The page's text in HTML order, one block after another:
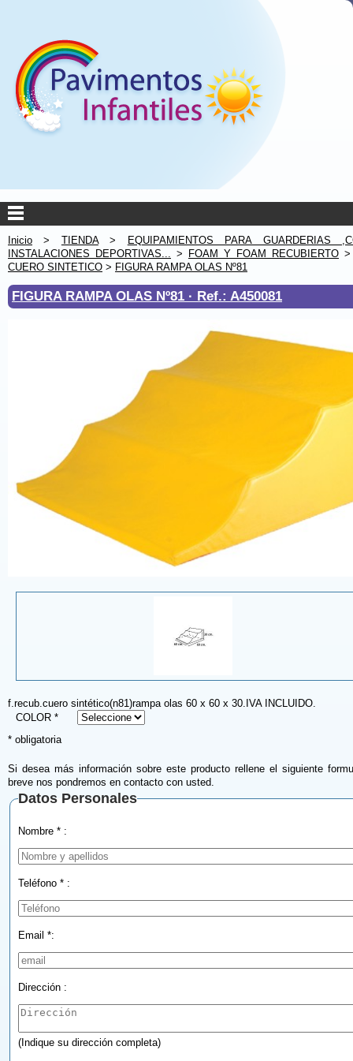
Inicio > TIENDA>
EQUIPAMIENTOS PARA GUARDERIAS
INSTALACIONES DEPORTIVAS... > FOAM Y FOAM RECUBIERTO
CUERO SINTETICO > FIGURA RAMPA OLAS Nº81
FIGURA RAMPA OLAS Nº81 · Ref.: A450081
f.recub.cuero sintético(n81)rampa olas 60 x 60 x 30.IVA INCLUIDO.
COLOR *
* obligatoria
Si desea más información sobre este producto rellene el siguiente
breve nos pondremos en contacto con usted.
Datos Personales
Nombre * :
Teléfono * :
Email *:
Dirección :
(Indique su dirección completa)